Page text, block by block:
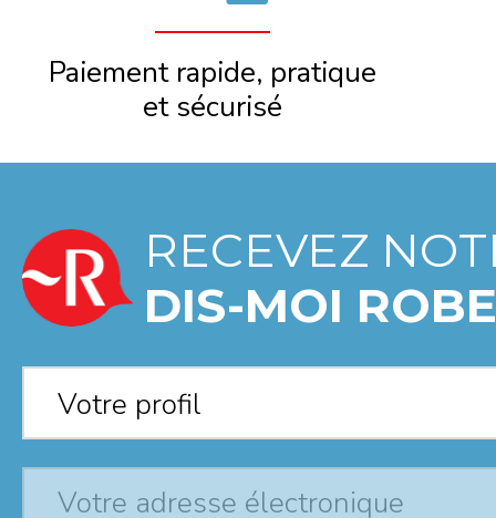
Paiement rapide, pratique
et sécurisé
RECEVEZ
DIS-MOI
Votre profil*
Votre profil